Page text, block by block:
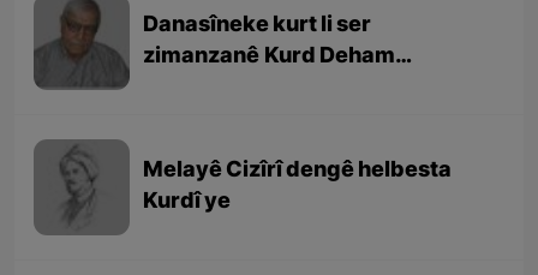
Danasîneke kurt li ser
zimanzanê Kurd Deham
Melayê Cizîrî dengê helbesta
Kurdî ye